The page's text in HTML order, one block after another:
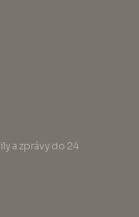
a zprávy do 24